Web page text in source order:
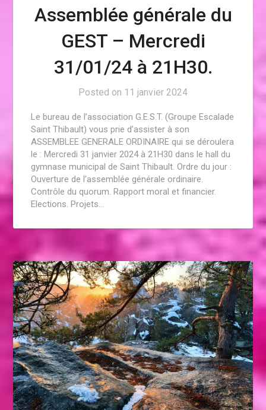
Assemblée générale du
GEST – Mercredi
31/01/24 à 21H30.
Posted on 11 janvier 2024
Le bureau de l’association G.E.S.T. (Groupe Escalade
Saint Thibault) vous prie d’assister à son
ASSEMBLEE GENERALE ORDINAIRE qui se déroulera
le : Mercredi 31 janvier 2024 à 21H30 dans le hall du
gymnase municipal de Saint Thibault. Ordre du jour :
Ouverture de l’assemblée générale ordinaire.
Contrôle du quorum. Rapport moral et financier.
Elections. Projets…